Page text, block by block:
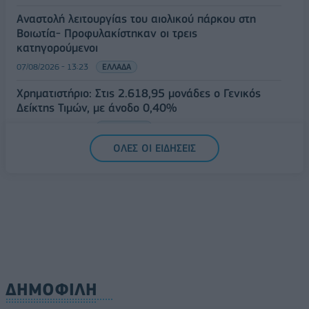
Αναστολή λειτουργίας του αιολικού πάρκου στη
Βοιωτία- Προφυλακίστηκαν οι τρεις
κατηγορούμενοι
07/08/2026 - 13:23 ΕΛΛΑΔΑ
Χρηματιστήριο: Στις 2.618,95 μονάδες ο Γενικός
Δείκτης Τιμών, με άνοδο 0,40%
ΟΛΕΣ ΟΙ ΕΙΔΗΣΕΙΣ
ΔΗΜΟΦΙΛΗ